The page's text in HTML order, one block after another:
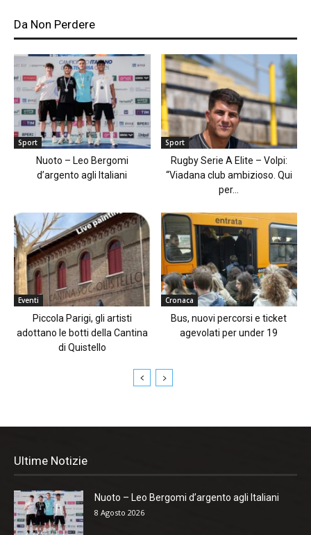
Da Non Perdere
Sport
Nuoto – Leo Bergomi
d’argento agli Italiani
Sport
Rugby Serie A Elite – Volpi:
“Viadana club ambizioso. Qui
per...
Eventi
Piccola Parigi, gli artisti
adottano le botti della Cantina
di Quistello
Cronaca
Bus, nuovi percorsi e ticket
agevolati per under 19
Ultime Notizie
Nuoto – Leo Bergomi d’argento agli Italiani
8 Agosto 2026